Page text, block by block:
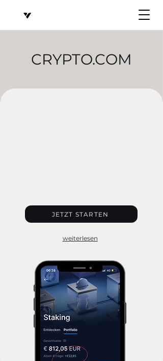
CRYPTO.COM
JETZT STARTEN
weiterlesen